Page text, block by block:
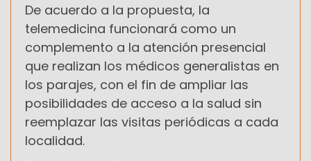
De acuerdo a la propuesta, la
telemedicina funcionará como un
complemento a la atención presencial
que realizan los médicos generalistas en
los parajes, con el fin de ampliar las
posibilidades de acceso a la salud sin
reemplazar las visitas periódicas a cada
localidad.